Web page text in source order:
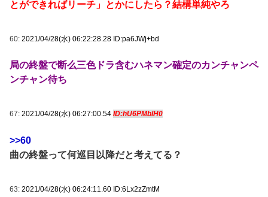
とができればリーチ」とかにしたら？結構単純やろ
60: 2021/04/28(水) 06:22:28.28 ID:pa6JWj+bd
局の終盤で断么三色ドラ含むハネマン確定のカンチャンペ
ンチャン待ち
67: 2021/04/28(水) 06:27:00.54 ID:hU6PMblH0
>>60
曲の終盤って何巡目以降だと考えてる？
63: 2021/04/28(水) 06:24:11.60 ID:6Lx2zZmtM